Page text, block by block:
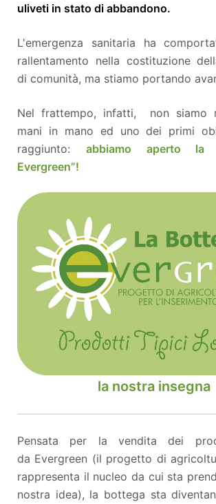
uliveti in stato di abbandono.
L'emergenza sanitaria ha
rallentamento nella costituzione
di comunità, ma stiamo portando
Nel frattempo, infatti, non siamo
mani in mano ed uno dei primi
raggiunto: abbiamo aperto la
Evergreen”!
la nostra insegna
Pensata per la vendita dei
da Evergreen (il progetto di
rappresenta il nucleo da cui sta
nostra idea), la bottega sta